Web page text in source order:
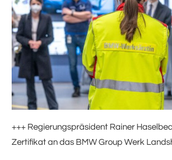
+++ Regierungspräsident Rainer
Zertifikat an das BMW Group Werk